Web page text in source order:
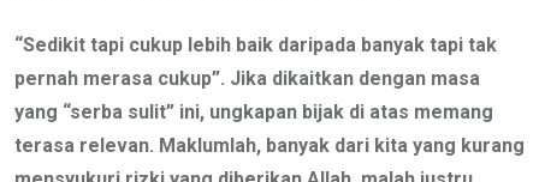
“Sedikit tapi cukup lebih baik daripada banyak tapi tak
pernah merasa cukup”. Jika dikaitkan dengan masa
yang “serba sulit” ini, ungkapan bijak di atas memang
terasa relevan. Maklumlah, banyak dari kita yang kurang